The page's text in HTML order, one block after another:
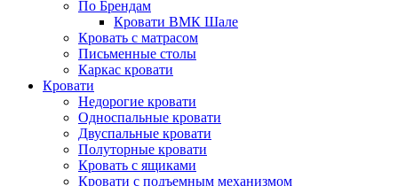
По Брендам
Кровати ВМК Шале
Кровать с матрасом
Письменные столы
Каркас кровати
Кровати
Недорогие кровати
Односпальные кровати
Двуспальные кровати
Полуторные кровати
Кровать с ящиками
Кровати с подъемным механизмом